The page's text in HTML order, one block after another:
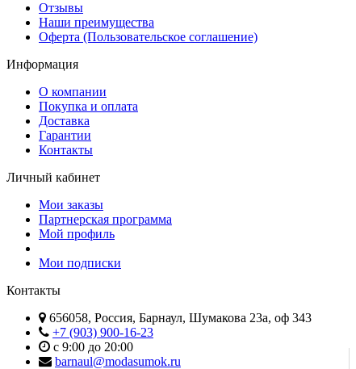
Отзывы
Наши преимущества
Оферта (Пользовательское соглашение)
Информация
О компании
Покупка и оплата
Доставка
Гарантии
Контакты
Личный кабинет
Мои заказы
Партнерская программа
Мой профиль
Мои подписки
Контакты
656058, Россия, Барнаул, Шумакова 23а, оф 343
+7 (903) 900-16-23
с 9:00 до 20:00
barnaul@modasumok.ru